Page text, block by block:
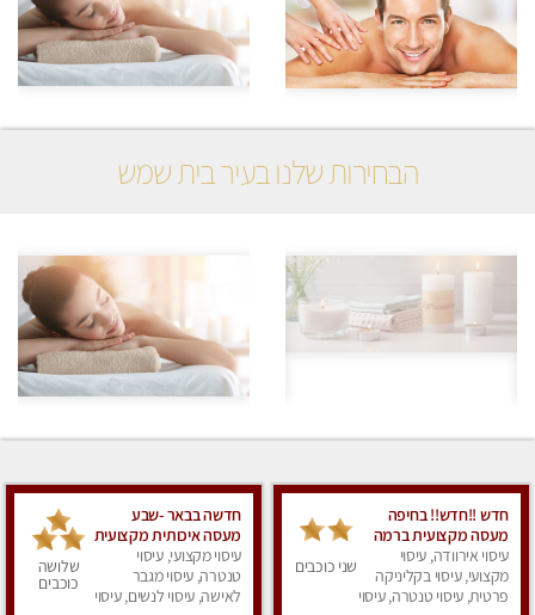
הבחירות שלנו בעיר בית שמש
חדש !!חדש!! בחיפה
מעסה מקצועית ברמה
גבוה
עיסוי אירוודה, עיסוי
מקצועי, עיסוי בקליניקה
פרטית, עיסוי טנטרה, עיסוי
שני כוכבים
חדשה בבאר -שבע
מעסה איכותית מקצועית
ומפנקת
עיסוי מקצועי, עיסוי
טנטרה, עיסוי מגבר
לאישה, עיסוי לנשים, עיסוי
שלושה
כוכבים